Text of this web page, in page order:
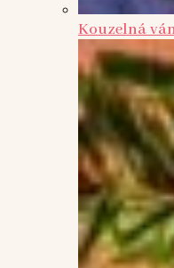
Kouzelná